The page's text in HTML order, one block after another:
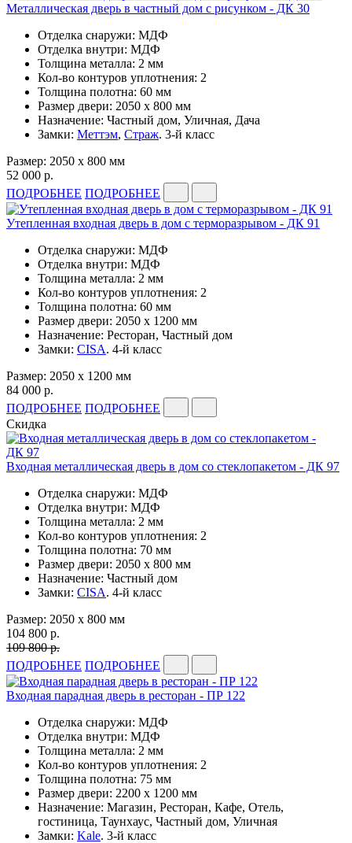
Металлическая дверь в частный дом с рисунком - ДК 30
Отделка снаружи: МДФ
Отделка внутри: МДФ
Толщина металла: 2 мм
Кол-во контуров уплотнения: 2
Толщина полотна: 60 мм
Размер двери: 2050 x 800 мм
Назначение: Частный дом, Уличная, Дача
Замки: Меттэм, Страж. 3-й класс
Размер: 2050 x 800 мм
52 000 р.
ПОДРОБНЕЕ ПОДРОБНЕЕ
Утепленная входная дверь в дом с терморазрывом - ДК 91
Отделка снаружи: МДФ
Отделка внутри: МДФ
Толщина металла: 2 мм
Кол-во контуров уплотнения: 2
Толщина полотна: 60 мм
Размер двери: 2050 x 1200 мм
Назначение: Ресторан, Частный дом
Замки: CISA. 4-й класс
Размер: 2050 x 1200 мм
84 000 р.
ПОДРОБНЕЕ ПОДРОБНЕЕ
Скидка
Входная металлическая дверь в дом со стеклопакетом - ДК 97
Отделка снаружи: МДФ
Отделка внутри: МДФ
Толщина металла: 2 мм
Кол-во контуров уплотнения: 2
Толщина полотна: 70 мм
Размер двери: 2050 x 800 мм
Назначение: Частный дом
Замки: CISA. 4-й класс
Размер: 2050 x 800 мм
104 800 р.
109 800 р.
ПОДРОБНЕЕ ПОДРОБНЕЕ
Входная парадная дверь в ресторан - ПР 122
Отделка снаружи: МДФ
Отделка внутри: МДФ
Толщина металла: 2 мм
Кол-во контуров уплотнения: 2
Толщина полотна: 75 мм
Размер двери: 2200 x 1200 мм
Назначение: Магазин, Ресторан, Кафе, Отель,
гостиница, Таунхаус, Частный дом, Уличная
Замки: Kale. 3-й класс